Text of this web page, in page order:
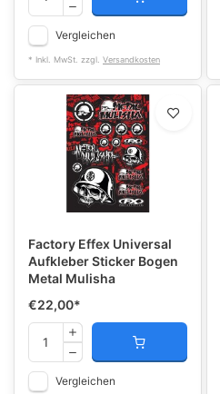
Vergleichen
* Inkl. MwSt. zzgl. Versandkosten
Factory Effex Universal
Aufkleber Sticker Bogen
Metal Mulisha
€22,00*
Vergleichen